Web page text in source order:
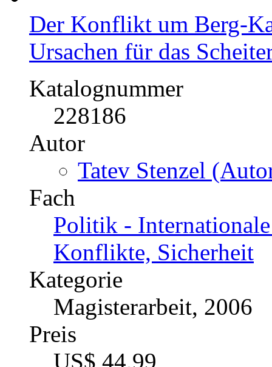
BWL - Handel und
Kategorie
Diplomarbeit, 1996
Preis
US$ 42,99
Der Konflikt um Berg-
Ursachen für das
Katalognummer
228186
Autor
Fach